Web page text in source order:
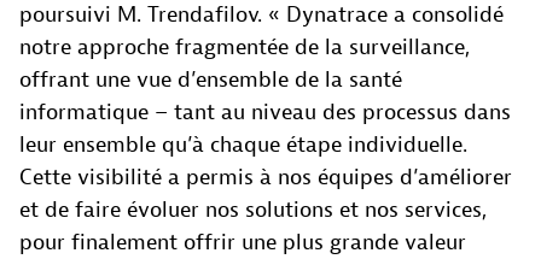
poursuivi M. Trendafilov. « Dynatrace a consolidé
notre approche fragmentée de la surveillance,
offrant une vue d’ensemble de la santé
informatique – tant au niveau des processus dans
leur ensemble qu’à chaque étape individuelle.
Cette visibilité a permis à nos équipes d’améliorer
et de faire évoluer nos solutions et nos services,
pour finalement offrir une plus grande valeur